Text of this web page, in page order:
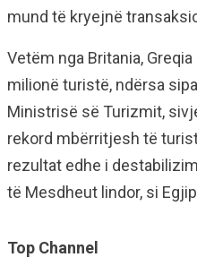
mund të kryejnë
Vetëm nga Britania,
milionë turistë, ndërsa
Ministrisë së Turizmit,
rekord mbërritjesh të
rezultat edhe i
të Mesdheut lindor, si
Top Channel